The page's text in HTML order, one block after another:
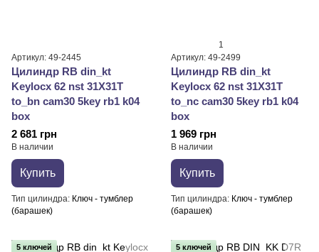
Артикул: 49-2445
Цилиндр RB din_kt
Keylocx 62 nst 31X31T
to_bn cam30 5key rb1 k04
box
2 681 грн
В наличии
Купить
Тип цилиндра Ключ - тумблер
(барашек)
1
Артикул: 49-2499
Цилиндр RB din_kt
Keylocx 62 nst 31X31T
to_nc cam30 5key rb1 k04
box
1 969 грн
В наличии
Купить
Тип цилиндра Ключ - тумблер
(барашек)
5 ключей 5 ключей